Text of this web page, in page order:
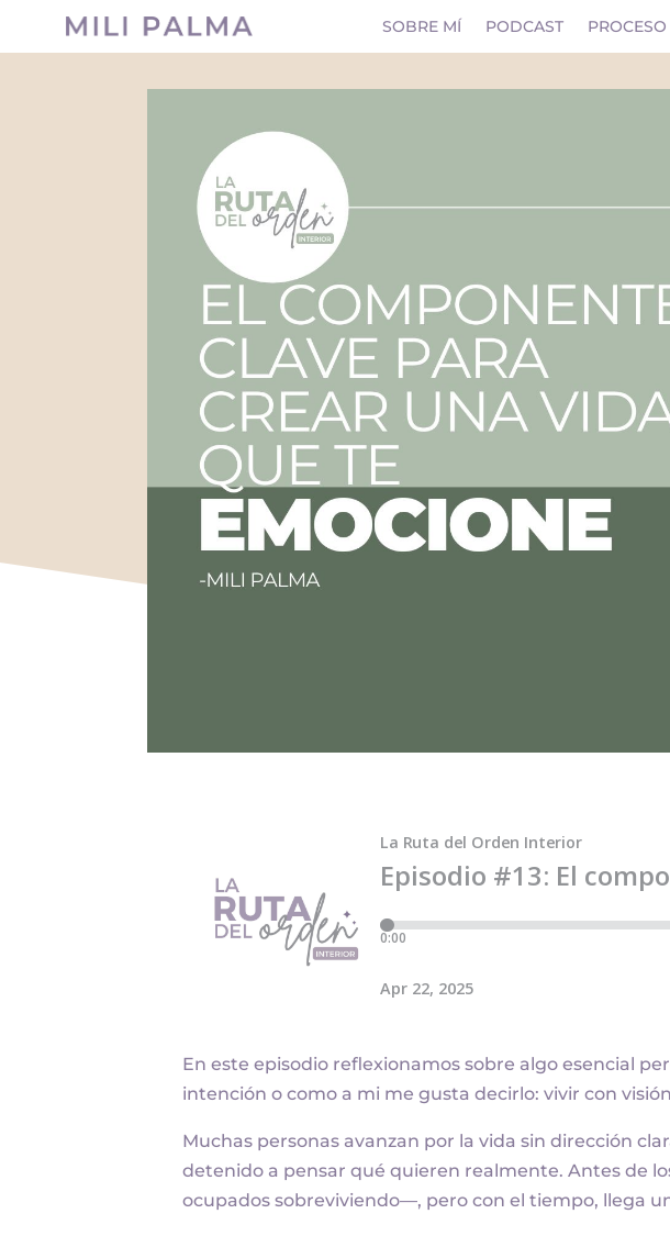
SOBRE MÍ PODCAST
En este episodio reflexionamos sobre algo esencial
intención o como a mi me gusta decirlo: vivir con
Muchas personas avanzan por la vida sin dirección
detenido a pensar qué quieren realmente. Antes de
ocupados sobreviviendo—, pero con el tiempo, llega